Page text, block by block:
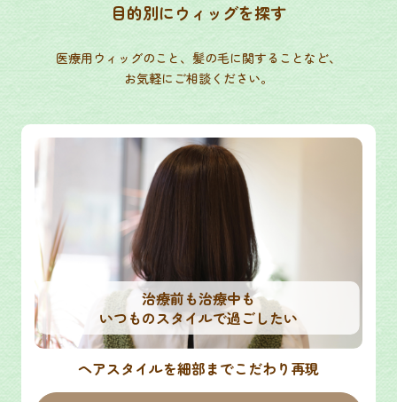
目的別にウィッグを探す
医療用ウィッグのこと、髪の毛に関することなど、
お気軽にご相談ください。
治療前も治療中も
いつものスタイルで過ごしたい
ヘアスタイルを細部までこだわり再現